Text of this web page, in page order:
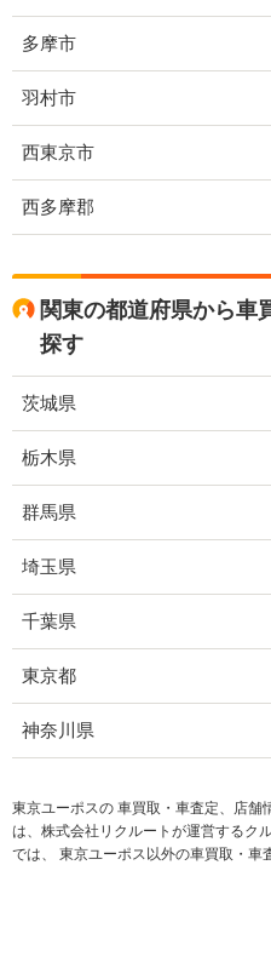
多摩市
羽村市
西東京市
西多摩郡
関東の都道府県から車
探す
茨城県
栃木県
群馬県
埼玉県
千葉県
東京都
神奈川県
東京ユーポスの 車買取・車査定、店舗
は、株式会社リクルートが運営するク
では、 東京ユーポス以外の車買取・車